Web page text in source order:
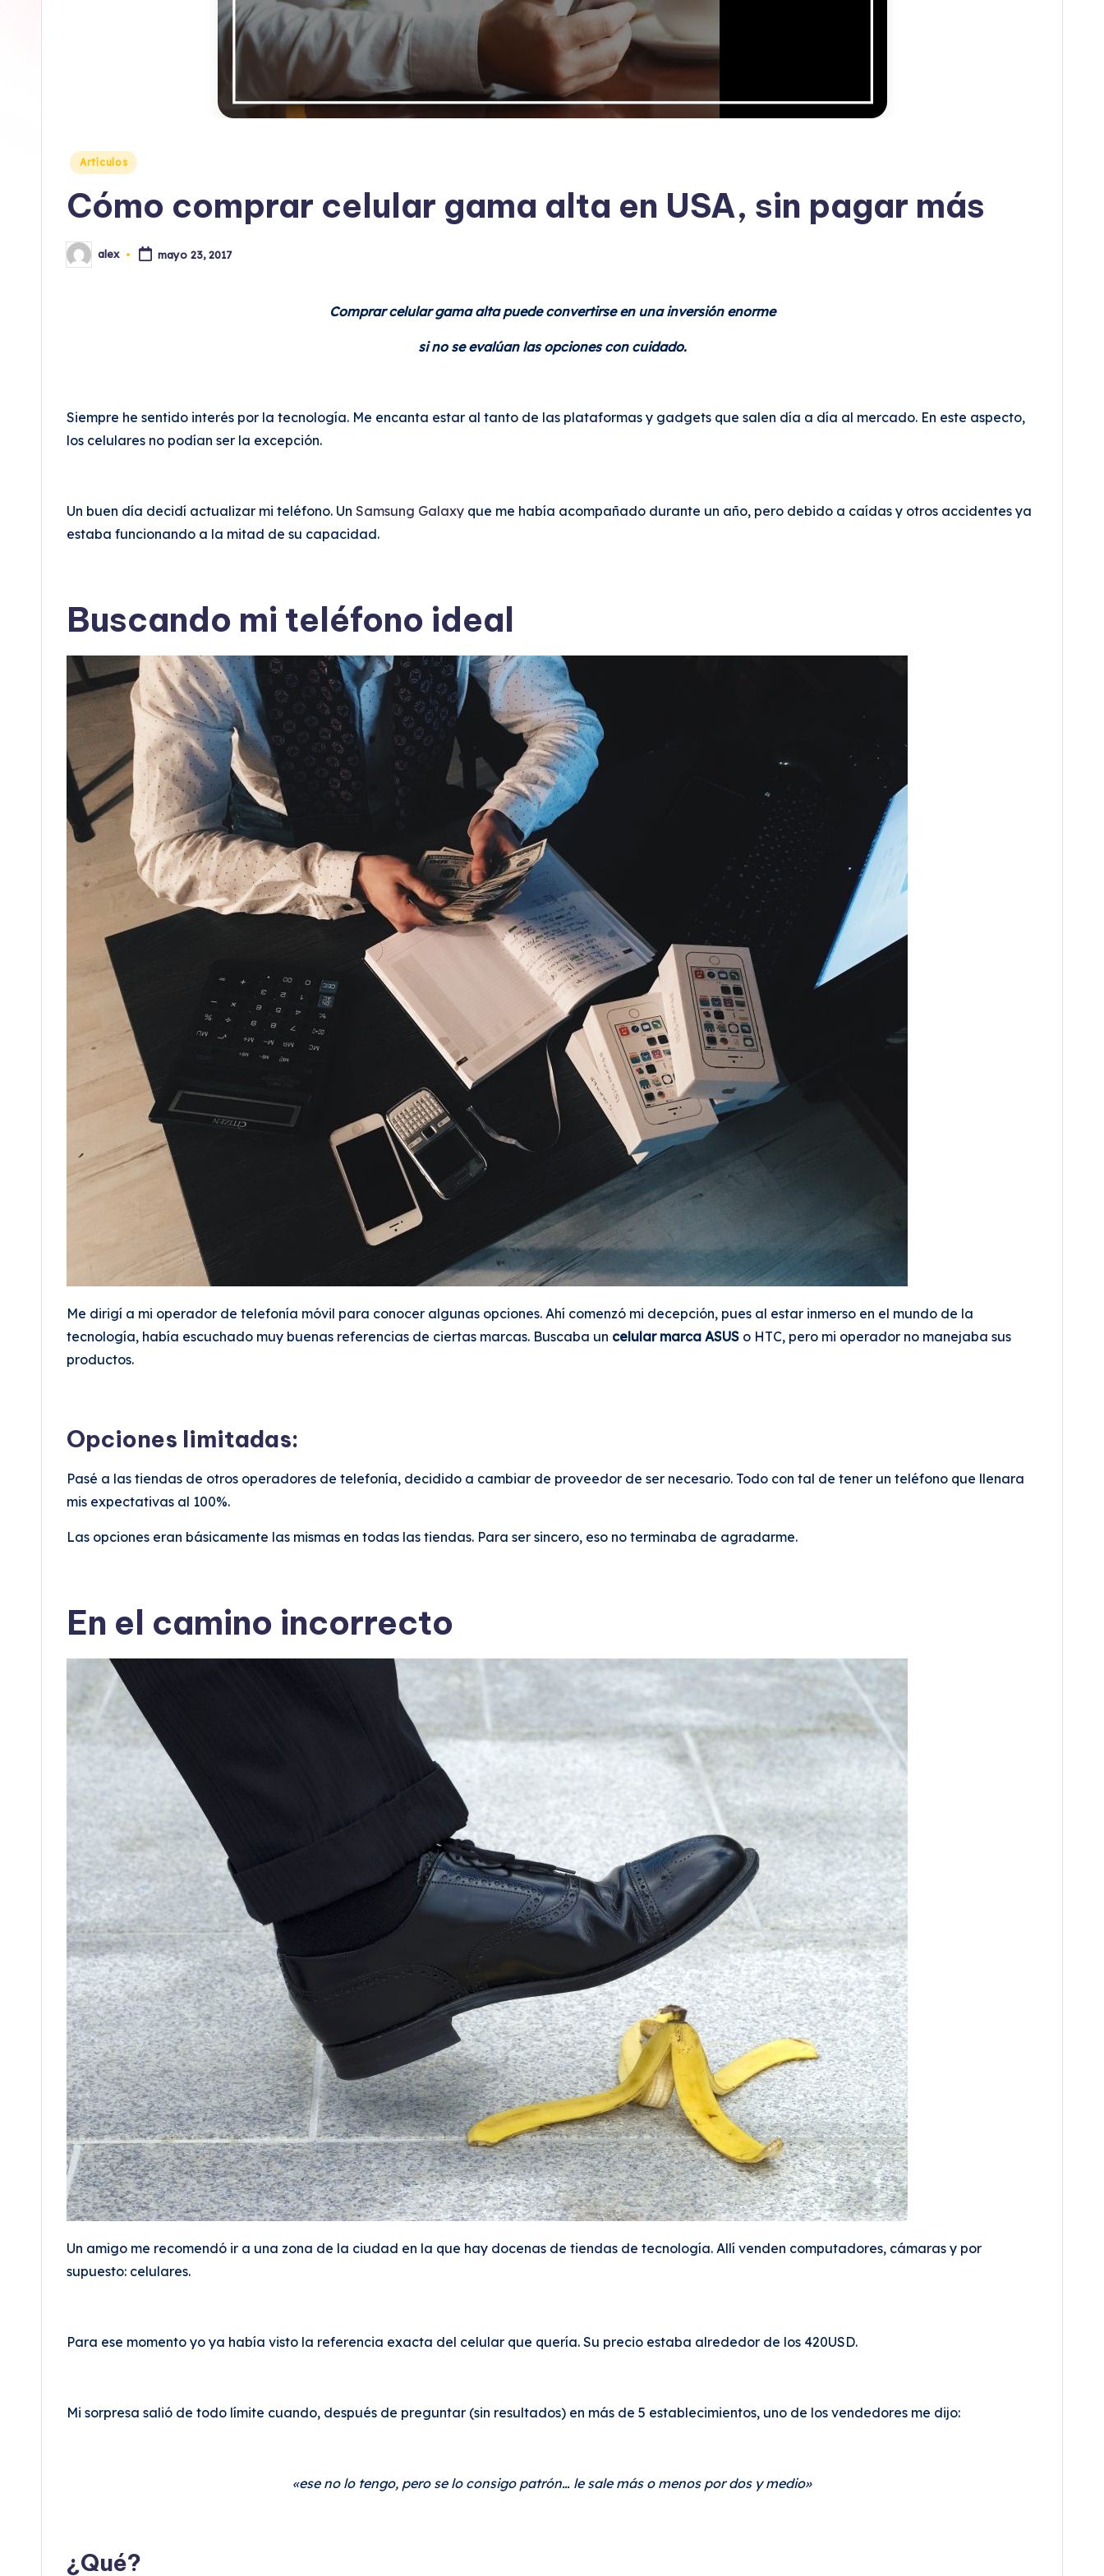
Publicado
Artículos
Cómo comprar celular gama alta en USA, sin pagar más
Publicado
por
alex mayo 23, 2017
Comprar celular gama alta puede convertirse en una inversión enorme
si no se evalúan las opciones con cuidado.
Siempre he sentido interés por la tecnología. Me encanta estar al tanto de las plataformas y gadgets que salen día a día al mercado. En este aspecto,
los celulares no podían ser la excepción.
Un buen día decidí actualizar mi teléfono. Un Samsung Galaxy que me había acompañado durante un año, pero debido a caídas y otros accidentes ya
estaba funcionando a la mitad de su capacidad.
Buscando mi teléfono ideal
Me dirigí a mi operador de telefonía móvil para conocer algunas opciones. Ahí comenzó mi decepción, pues al estar inmerso en el mundo de la
tecnología, había escuchado muy buenas referencias de ciertas marcas. Buscaba un celular marca ASUS o HTC, pero mi operador no manejaba sus
productos.
Opciones limitadas:
Pasé a las tiendas de otros operadores de telefonía, decidido a cambiar de proveedor de ser necesario. Todo con tal de tener un teléfono que llenara
mis expectativas al 100%.
Las opciones eran básicamente las mismas en todas las tiendas. Para ser sincero, eso no terminaba de agradarme.
En el camino incorrecto
Un amigo me recomendó ir a una zona de la ciudad en la que hay docenas de tiendas de tecnología. Allí venden computadores, cámaras y por
supuesto: celulares.
Para ese momento yo ya había visto la referencia exacta del celular que quería. Su precio estaba alrededor de los 420USD.
Mi sorpresa salió de todo límite cuando, después de preguntar (sin resultados) en más de 5 establecimientos, uno de los vendedores me dijo:
«ese no lo tengo, pero se lo consigo patrón… le sale más o menos por dos y medio»
¿Qué?